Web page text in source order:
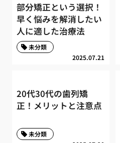
部分矯正という選択！
早く悩みを解消したい
人に適した治療法
2025.07.21
未分類
20代30代の歯列矯
正！メリットと注意点
未分類